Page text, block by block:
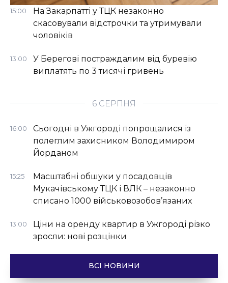
15:00
На Закарпатті у ТЦК незаконно
скасовували відстрочки та утримували
чоловіків
13:00
У Берегові постраждалим від буревію
виплатять по 3 тисячі гривень
6 СЕРПНЯ
16:00
Сьогодні в Ужгороді попрощалися із
полеглим захисником Володимиром
Йорданом
15:25
Масштабні обшуки у посадовців
Мукачівському ТЦК і ВЛК – незаконно
списано 1000 військовозобов’язаних
13:00
Ціни на оренду квартир в Ужгороді різко
зросли: нові розцінки
ВСІ НОВИНИ